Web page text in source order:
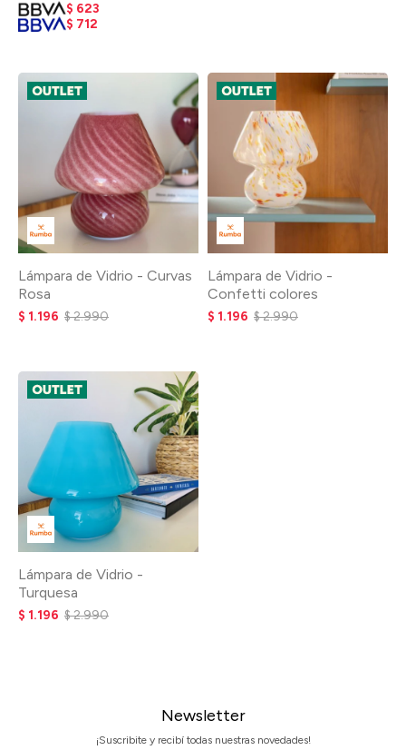
$ 623
$ 712
Lámpara de Vidrio - Curvas
Rosa
$ 1.196 $2.990
Lámpara de Vidrio -
Confetti colores
$ 1.196 $2.990
Lámpara de Vidrio -
Turquesa
$ 1.196 $2.990
Newsletter
¡Suscribite y recibí todas nuestras novedades!